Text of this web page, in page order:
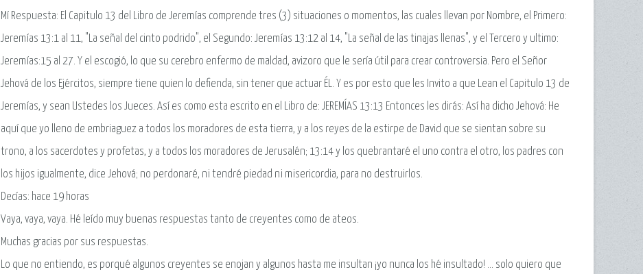
Mí Respuesta: El Capitulo 13 del Libro de Jeremías comprende tres (3) situaciones o momentos, las cuales llevan por Nombre, el Primero:
Jeremías 13:1 al 11, "La señal del cinto podrido", el Segundo: Jeremías 13:12 al 14, "La señal de las tinajas llenas", y el Tercero y ultimo:
Jeremías:15 al 27. Y el escogió, lo que su cerebro enfermo de maldad, avizoro que le sería útil para crear controversia. Pero el Señor
Jehová de los Ejércitos, siempre tiene quien lo defienda, sin tener que actuar ÉL. Y es por esto que les Invito a que Lean el Capitulo 13 de
Jeremías, y sean Ustedes los Jueces. Así es como esta escrito en el Libro de: JEREMÍAS 13:13 Entonces les dirás: Así ha dicho Jehová: He
aquí que yo lleno de embriaguez a todos los moradores de esta tierra, y a los reyes de la estirpe de David que se sientan sobre su
trono, a los sacerdotes y profetas, y a todos los moradores de Jerusalén; 13:14 y los quebrantaré el uno contra el otro, los padres con
los hijos igualmente, dice Jehová; no perdonaré, ni tendré piedad ni misericordia, para no destruirlos.
Decías: hace 19 horas
Vaya, vaya, vaya. Hé leído muy buenas respuestas tanto de creyentes como de ateos.
Muchas gracias por sus respuestas.
Lo que no entiendo, es porqué algunos creyentes se enojan y algunos hasta me insultan ¡yo nunca los hé insultado! ... solo quiero que